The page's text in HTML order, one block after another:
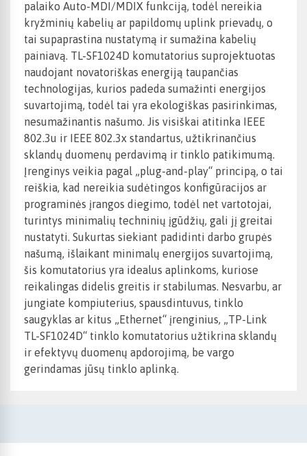
palaiko Auto-MDI/MDIX funkciją, todėl nereikia
kryžminių kabelių ar papildomų uplink prievadų, o
tai supaprastina nustatymą ir sumažina kabelių
painiavą. TL-SF1024D komutatorius suprojektuotas
naudojant novatoriškas energiją taupančias
technologijas, kurios padeda sumažinti energijos
suvartojimą, todėl tai yra ekologiškas pasirinkimas,
nesumažinantis našumo. Jis visiškai atitinka IEEE
802.3u ir IEEE 802.3x standartus, užtikrinančius
sklandų duomenų perdavimą ir tinklo patikimumą.
Įrenginys veikia pagal „plug-and-play“ principą, o tai
reiškia, kad nereikia sudėtingos konfigūracijos ar
programinės įrangos diegimo, todėl net vartotojai,
turintys minimalių techninių įgūdžių, gali jį greitai
nustatyti. Sukurtas siekiant padidinti darbo grupės
našumą, išlaikant minimalų energijos suvartojimą,
šis komutatorius yra idealus aplinkoms, kuriose
reikalingas didelis greitis ir stabilumas. Nesvarbu, ar
jungiate kompiuterius, spausdintuvus, tinklo
saugyklas ar kitus „Ethernet“ įrenginius, „TP-Link
TL-SF1024D“ tinklo komutatorius užtikrina sklandų
ir efektyvų duomenų apdorojimą, be vargo
gerindamas jūsų tinklo aplinką.